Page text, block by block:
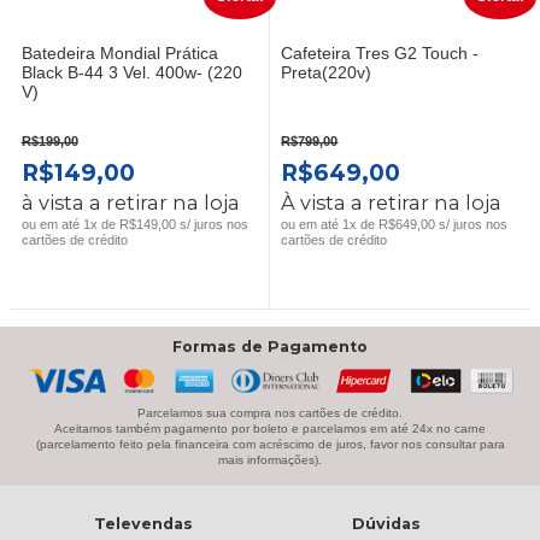
Batedeira Mondial Prática
Black B-44 3 Vel. 400w- (220
V)
R$199,00
O
PREÇO
ORIGINAL
R$149,00O
PREÇO
ATUAL
à vista a retirar na loja
ou em até 1x de R$149,00 s/ juros nos
cartões de crédito
Cafeteira Tres G2 Touch -
Preta(220v)
R$799,00
O
PREÇO
ORIGINAL
R$649,00
PREÇO
ATUAL
À vista a retirar na loja
ou em até 1x de R$649,00 s/ juros nos
cartões de crédito
Formas de Pagamento
Parcelamos sua compra nos cartões de crédito.
Aceitamos também pagamento por boleto e parcelamos em até 24x no carne
(parcelamento feito pela financeira com acréscimo de juros, favor nos consultar para
mais informações).
Televendas Dúvidas